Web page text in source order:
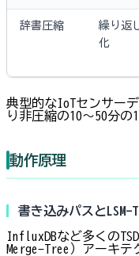
辞書圧縮
繰り返
化
典型的なIoTセンサー
り非圧縮の10〜50分の
動作原理
書き込みパスとLSM-
InfluxDBなど多くの
Merge-Tree）アーキテ